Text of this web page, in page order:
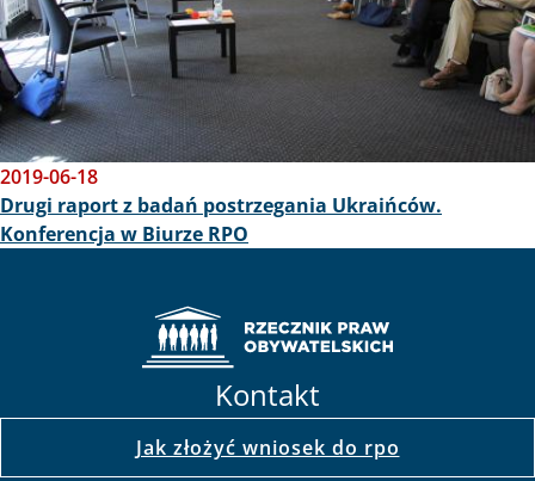
2019-06-18
Drugi raport z badań postrzegania Ukraińców.
Konferencja w Biurze RPO
Kontakt
Jak złożyć wniosek do rpo